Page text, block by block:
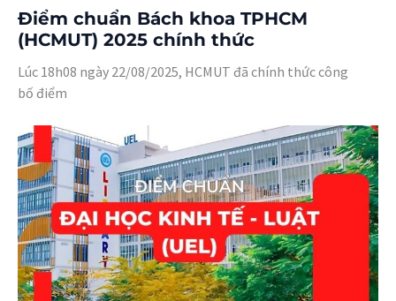
Điểm chuẩn Bách khoa TPHCM
(HCMUT) 2025 chính thức
Lúc 18h08 ngày 22/08/2025, HCMUT đã chính thức công
bố điểm